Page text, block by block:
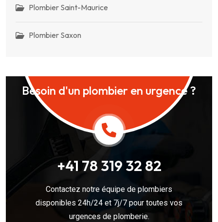
Plombier Saint-Maurice
Plombier Saxon
Besoin d'un plombier en urgence ?
+41 78 319 32 82
Contactez notre équipe de plombiers
disponibles 24h/24 et 7j/7 pour toutes vos
urgences de plomberie.